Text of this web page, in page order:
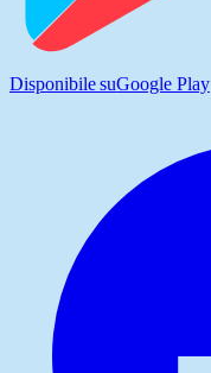
Disponibile suGoogle Play